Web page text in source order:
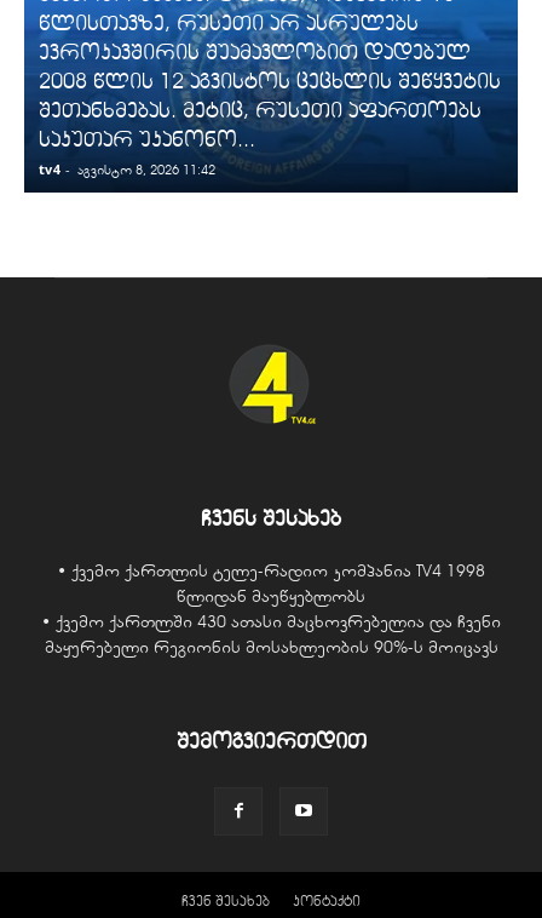
წლისთავზე, რუსეთი არ ასრულებს
ევროკავშირის შუამავლობით დადებულ
2008 წლის 12 აგვისტოს ცეცხლის შეწყვეტის
შეთანხმებას. მეტიც, რუსეთი აფართოებს
საკუთარ უკანონო...
tv4 - აგვისტო 8, 2026 11:42
ჩვენს შესახებ
• ქვემო ქართლის ტელე-რადიო კომპანია TV4 1998
წლიდან მაუწყებლობს
• ქვემო ქართლში 430 ათასი მაცხოვრებელია და ჩვენი
მაყურებელი რეგიონის მოსახლეობის 90%-ს მოიცავს
შემოგვიერთდით
ჩვენ შესახებ კონტაქტი